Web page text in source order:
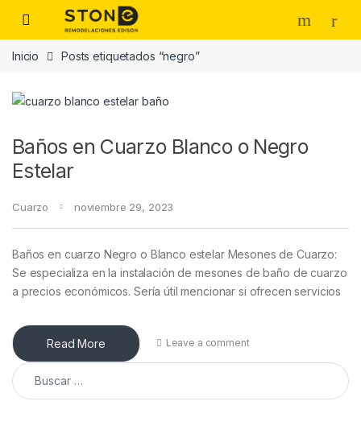
Skip to navigation
Skip to content
Inicio Posts etiquetados “negro”
Baños en Cuarzo Blanco o Negro
Estelar
Cuarzo noviembre 29, 2023
Baños en cuarzo Negro o Blanco estelar Mesones de Cuarzo:
Se especializa en la instalación de mesones de baño de cuarzo
a precios económicos. Sería útil mencionar si ofrecen servicios
Read More Leave a comment
Buscar: